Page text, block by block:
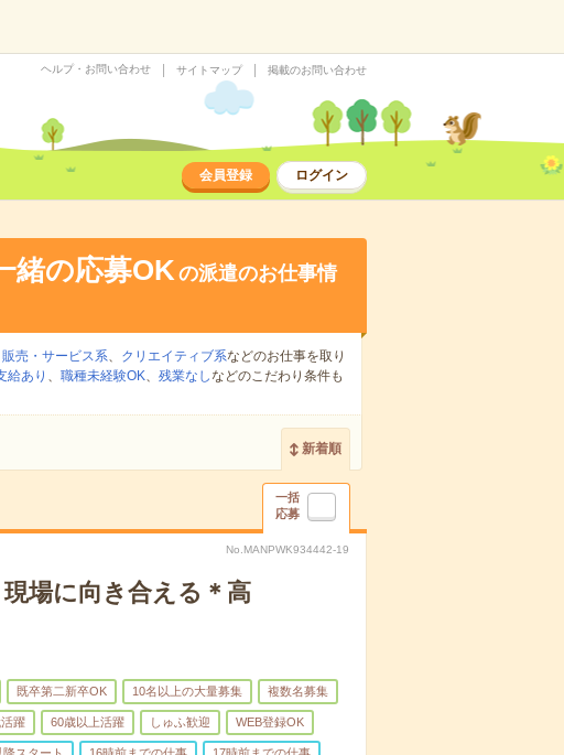
ヘルプ・お問い合わせ サイトマップ 掲載のお問い合わせ
会員登録 ログイン
緒の応募OKの派遣のお仕事情
売・サービス系、 クリエイティブ系などのお仕事を取り
給あり 、 職種未経験OK、 残業なしなどのこだわり条件も
新着順
一括
応募
No.MANPWK934442-19
場に向き合える＊高
既卒第二新卒OK 10名以上の大量募集 複数名募集
躍 60歳以上活躍 しゅふ歓迎 WEB登録OK